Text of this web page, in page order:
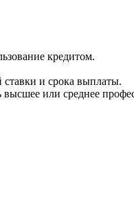
кредитом.
и срока выплаты.
или среднее